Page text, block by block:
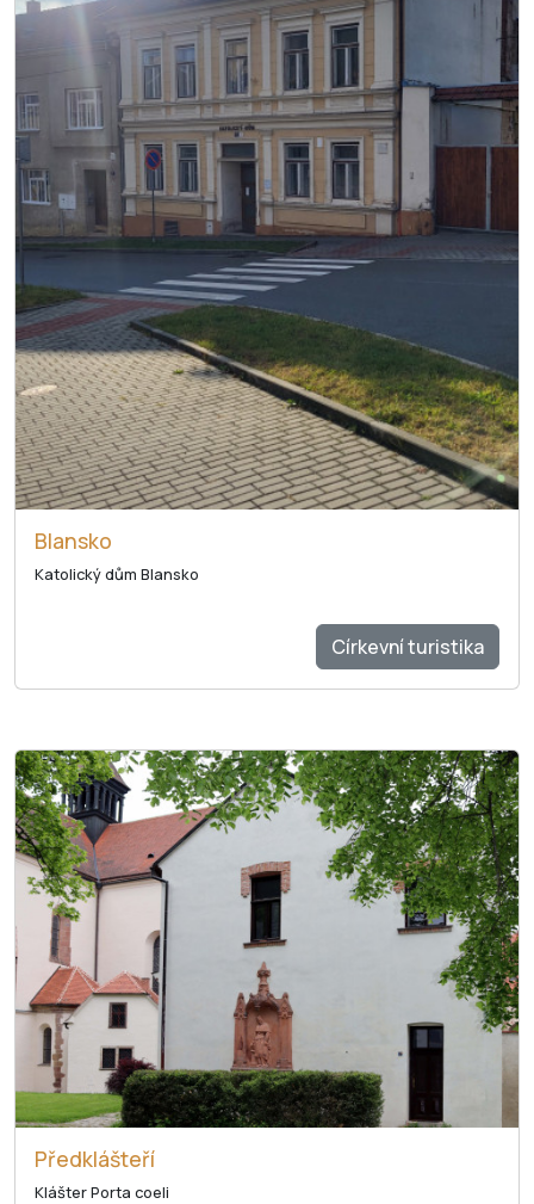
Blansko
Katolický dům Blansko
Církevní turistika
Předklášteří
Klášter Porta coeli